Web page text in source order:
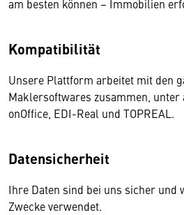
am besten können – Immobilien
Kompatibilität
Unsere Plattform arbeitet mit den
Maklersoftwares zusammen, unter
onOffice, EDI-Real und TOPREAL.
Datensicherheit
Ihre Daten sind bei uns sicher
Zwecke verwendet.